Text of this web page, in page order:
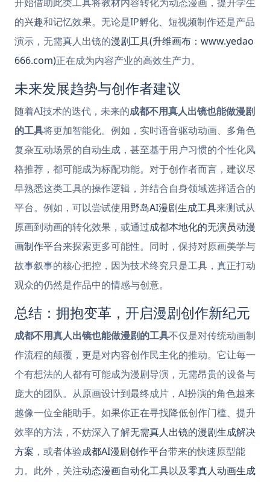
的兴趣和记忆效果。无论是IP孵化、短视频制作还是产品
演示，无需真人出镜的漫剧工具(升维画布：www.yedao
666.com)正在成为内容产业的高效生产力。
未来发展趋势与创作者建议
随着AI技术的迭代，未来的成都不用真人出镜也能做漫剧
的工具将更加智能化。例如，实时语音驱动动画、多角色
复杂互动场景的自动生成，甚至基于用户习惯的个性化风
格推荐，都可能成为标配功能。对于创作者而言，建议尽
早熟悉这类工具的操作逻辑，并结合自身领域选择适合的
平台。例如，可以尝试使用野岛AI漫剧生成工具来测试从
原画到动画的转化效果，或通过成都本地化的无演员动漫
画制作平台来探索更多可能性。同时，保持对原画美学与
故事叙事的核心把控，因为技术终究只是工具，真正打动
观众的仍然是作品中的情感与创意。
总结：拥抱变革，开启漫剧创作新纪元
成都不用真人出镜也能做漫剧的工具不仅是对传统动画制
作流程的颠覆，更是对内容创作民主化的推动。它让每一
个有想法的人都有可能成为漫剧导演，无需昂贵的设备与
庞大的团队。从原画设计到最终成片，AI扮演的角色越来
越像一位全能助手。如果你正在寻找降低创作门槛、提升
效率的方法，不妨深入了解无需真人出镜的漫剧生成解决
方案 ，或者体验成都AI漫剧创作平台带来的快速原型能
力。此外，关注动态漫画自动化工具以及零真人动画生成